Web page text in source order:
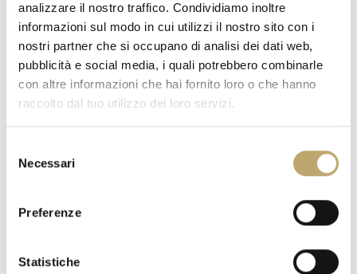
analizzare il nostro traffico. Condividiamo inoltre
informazioni sul modo in cui utilizzi il nostro sito con i
nostri partner che si occupano di analisi dei dati web,
pubblicità e social media, i quali potrebbero combinarle
con altre informazioni che hai fornito loro o che hanno
raccolto dal tuo utilizzo dei loro servizi.
delNecessari
Preferenze
Statistiche
Fibre / Fibre / Fibres
alimentaires
Proteine / Protein /
Protéines
13,9 g